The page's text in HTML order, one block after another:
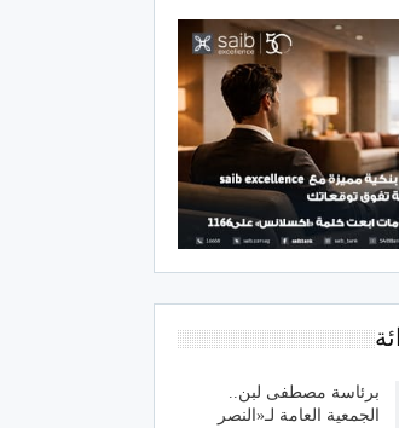
برئاسة مصطفى لبن..
الجمعية العامة لـ«النصر